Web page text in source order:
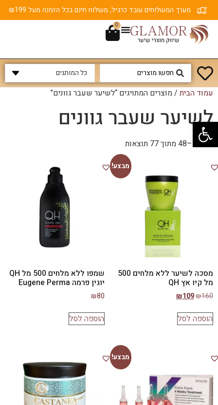
פתח סרגל נגישות
מערך המשלוחים עובד כרגיל, משלוח חינם בכל הזמנה מעל ₪199
0
עמוד הבית/ מוצרים המתויגים “לשיער שעבר גוונים”
לשיער שעבר גוונים
מציג 1–48 מתוך 77 תוצאות
מבצע!
מסכה לשיער ללא מלחים 500
מל קיו אץ QH
₪160
₪109
הוספה לסל
שמפו ללא מלחים 500 מל QH
יוגין פרמה Eugene Perma
₪80
הוספה לסל
מבצע!